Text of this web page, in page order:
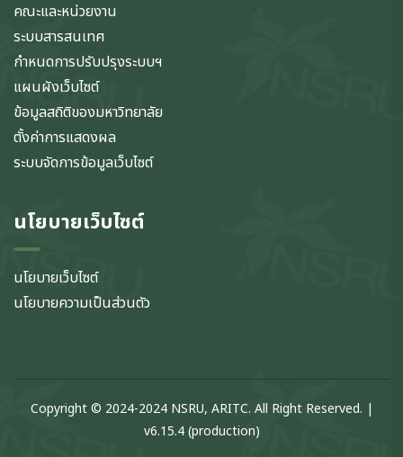
คณะและหน่วยงาน
ระบบสารสนเทศ
กำหนดการปรับปรุงระบบฯ
แผนผังเว็บไซต์
ข้อมูลสถิติของมหาวิทยาลัย
ตั้งค่าการแสดงผล
ระบบจัดการข้อมูลเว็บไซต์
นโยบายเว็บไซต์
นโยบายเว็บไซต์
นโยบายความเป็นส่วนตัว
Copyright © 2024-2024 NSRU, ARITC. All Right Reserved. |
v6.15.4 (production)